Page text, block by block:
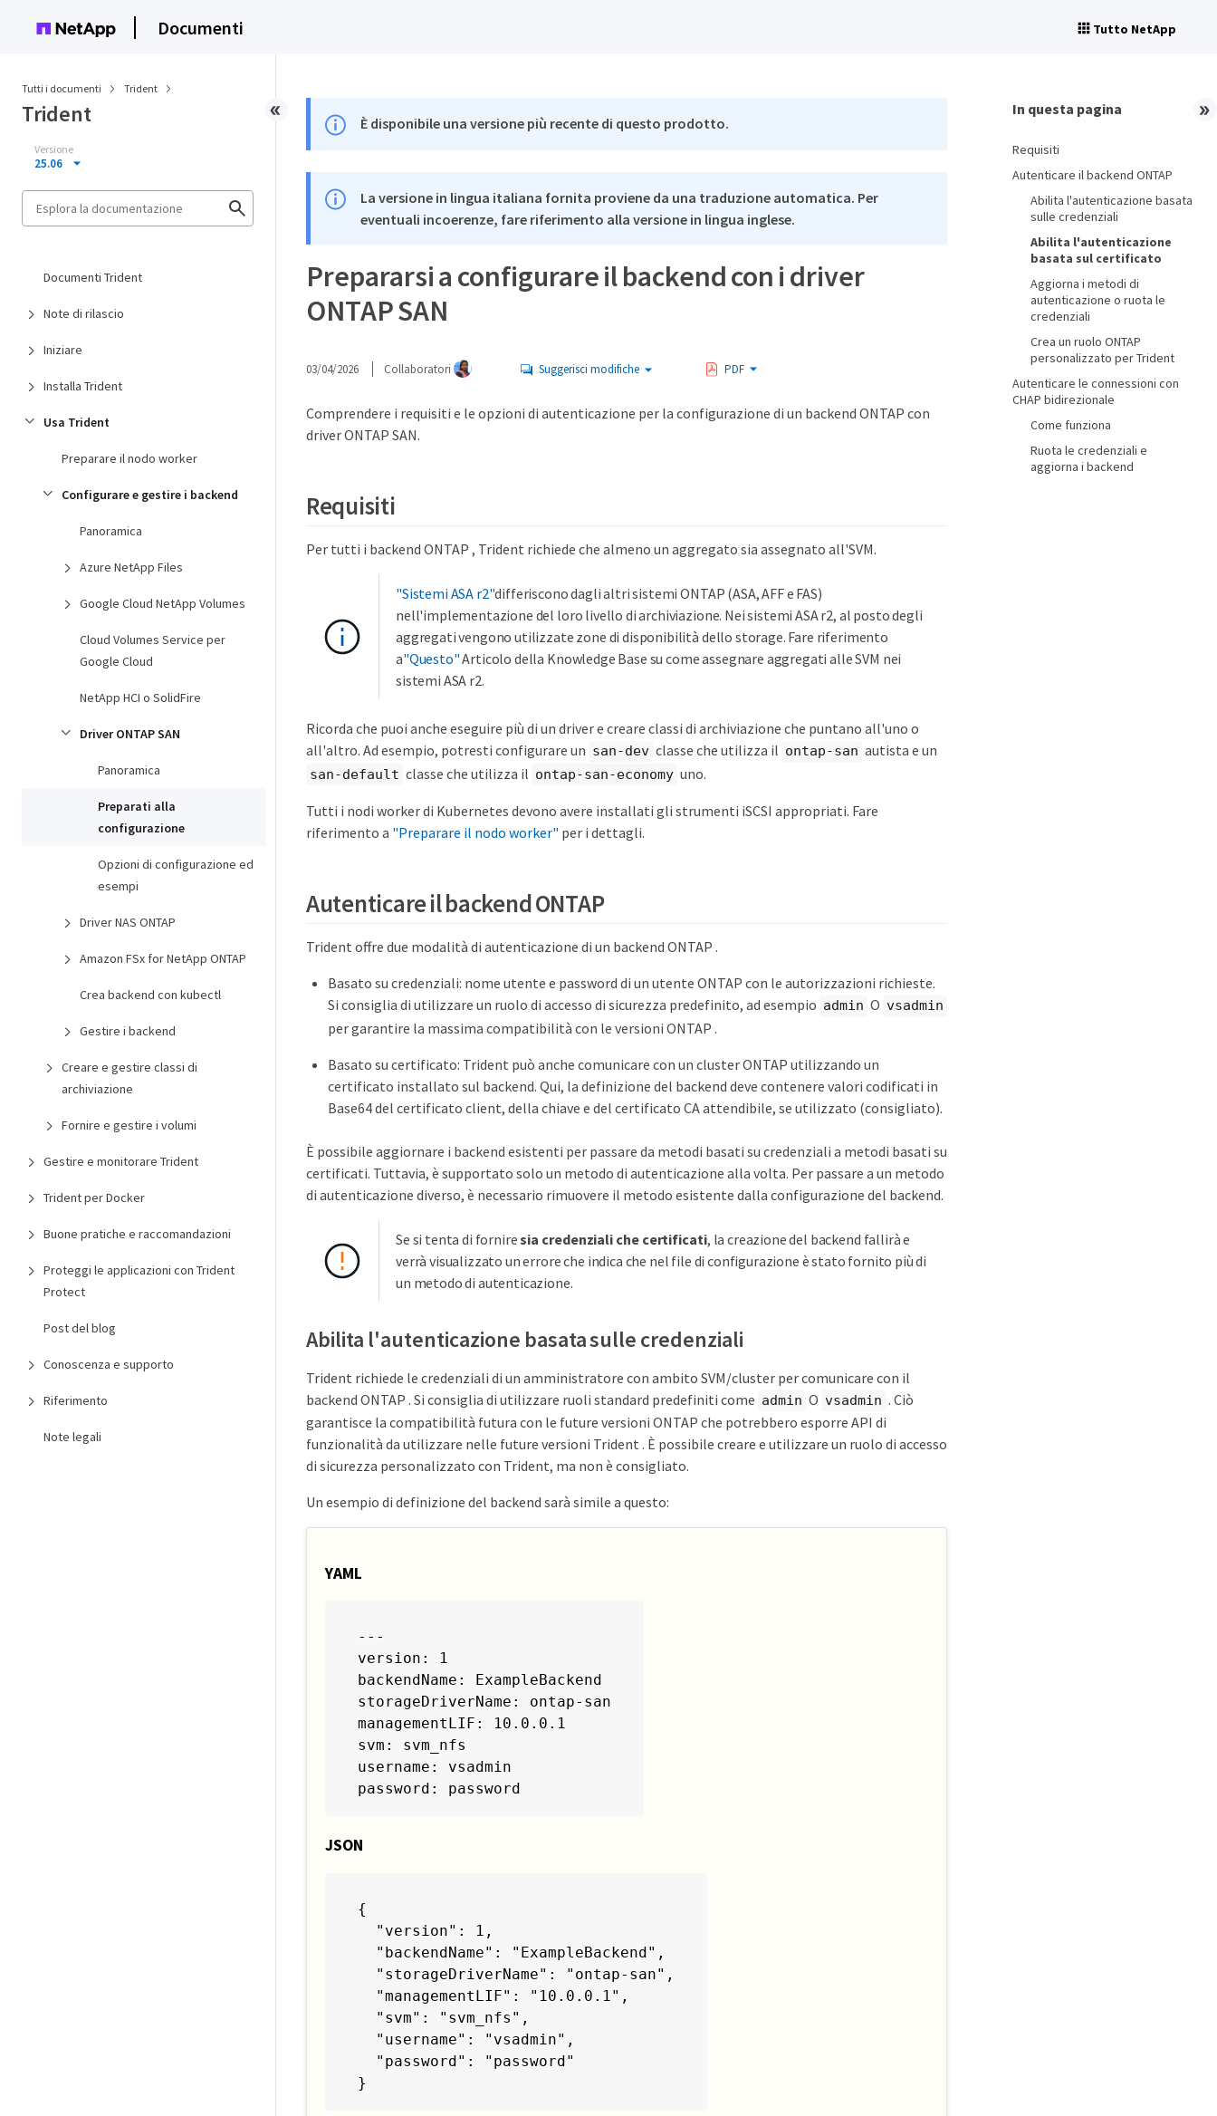
Documenti Tutto NetApp
Tutti i documenti Trident
Trident
Versione
25.06
Documenti Trident
Note di rilascio
Iniziare
Installa Trident
Usa Trident
Preparare il nodo worker
Configurare e gestire i backend
Panoramica
Azure NetApp Files
Google Cloud NetApp Volumes
Cloud Volumes Service per
Google Cloud
NetApp HCI o SolidFire
Driver ONTAP SAN
Panoramica
Preparati alla
configurazione
Opzioni di configurazione ed
esempi
Driver NAS ONTAP
Amazon FSx for NetApp ONTAP
Crea backend con kubectl
Gestire i backend
Creare e gestire classi di
archiviazione
Fornire e gestire i volumi
Gestire e monitorare Trident
Trident per Docker
Buone pratiche e raccomandazioni
Proteggi le applicazioni con Trident
Protect
Post del blog
Conoscenza e supporto
Riferimento
Note legali
È disponibile una versione più recente di questo prodotto.
La versione in lingua italiana fornita proviene da una traduzione automatica. Per
eventuali incoerenze, fare riferimento alla versione in lingua inglese.
Prepararsi a configurare il backend con i driver
ONTAP SAN
03/04/2026 Collaboratori Suggerisci modifiche PDF
Comprendere i requisiti e le opzioni di autenticazione per la configurazione di un backend ONTAP con
driver ONTAP SAN.
Requisiti
Per tutti i backend ONTAP , Trident richiede che almeno un aggregato sia assegnato all'SVM.
"Sistemi ASA r2"differiscono dagli altri sistemi ONTAP (ASA, AFF e FAS)
nell'implementazione del loro livello di archiviazione. Nei sistemi ASA r2, al posto degli
aggregati vengono utilizzate zone di disponibilità dello storage. Fare riferimento
a"Questo"Articolo della Knowledge Base su come assegnare aggregati alle SVM nei
sistemi ASA r2.
Ricorda che puoi anche eseguire più di un driver e creare classi di archiviazione che puntano all'uno o
all'altro. Ad esempio, potresti configurare un san-dev classe che utilizza il ontap-san autista e un
san-default classe che utilizza il ontap-san-economy uno.
Tutti i nodi worker di Kubernetes devono avere installati gli strumenti iSCSI appropriati. Fare
riferimento a "Preparare il nodo worker" per i dettagli.
Autenticare il backend ONTAP
Trident offre due modalità di autenticazione di un backend ONTAP .
Basato su credenziali: nome utente e password di un utente ONTAP con le autorizzazioni richieste.
Si consiglia di utilizzare un ruolo di accesso di sicurezza predefinito, ad esempio admin O vsadmin
per garantire la massima compatibilità con le versioni ONTAP .
Basato su certificato: Trident può anche comunicare con un cluster ONTAP utilizzando un
certificato installato sul backend. Qui, la definizione del backend deve contenere valori codificati in
Base64 del certificato client, della chiave e del certificato CA attendibile, se utilizzato (consigliato).
È possibile aggiornare i backend esistenti per passare da metodi basati su credenziali a metodi basati su
certificati. Tuttavia, è supportato solo un metodo di autenticazione alla volta. Per passare a un metodo
di autenticazione diverso, è necessario rimuovere il metodo esistente dalla configurazione del backend.
Se si tenta di forniresia credenziali che certificati, la creazione del backend fallirà e
verrà visualizzato un errore che indica che nel file di configurazione è stato fornito più di
un metodo di autenticazione.
Abilita l'autenticazione basata sulle credenziali
Trident richiede le credenziali di un amministratore con ambito SVM/cluster per comunicare con il
backend ONTAP . Si consiglia di utilizzare ruoli standard predefiniti come admin O vsadmin . Ciò
garantisce la compatibilità futura con le future versioni ONTAP che potrebbero esporre API di
funzionalità da utilizzare nelle future versioni Trident . È possibile creare e utilizzare un ruolo di accesso
di sicurezza personalizzato con Trident, ma non è consigliato.
Un esempio di definizione del backend sarà simile a questo:
YAML
---
version: 1
backendName: ExampleBackend
storageDriverName: ontap-san
managementLIF: 10.0.0.1
svm: svm_nfs
username: vsadmin
password: password
JSON
{
  "version": 1,
  "backendName": "ExampleBackend",
  "storageDriverName": "ontap-san",
  "managementLIF": "10.0.0.1",
  "svm": "svm_nfs",
  "username": "vsadmin",
  "password": "password"
}
In questa pagina
Requisiti
Autenticare il backend ONTAP
Abilita l'autenticazione basata
sulle credenziali
Abilita l'autenticazione
basata sul certificato
Aggiorna i metodi di
autenticazione o ruota le
credenziali
Crea un ruolo ONTAP
personalizzato per Trident
Autenticare le connessioni con
CHAP bidirezionale
Come funziona
Ruota le credenziali e
aggiorna i backend